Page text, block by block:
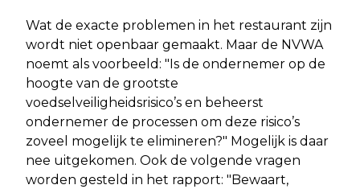
Wat de exacte problemen in het restaurant zijn
wordt niet openbaar gemaakt. Maar de NVWA
noemt als voorbeeld: "Is de ondernemer op de
hoogte van de grootste
voedselveiligheidsrisico’s en beheerst
ondernemer de processen om deze risico’s
zoveel mogelijk te elimineren?" Mogelijk is daar
nee uitgekomen. Ook de volgende vragen
worden gesteld in het rapport: "Bewaart,